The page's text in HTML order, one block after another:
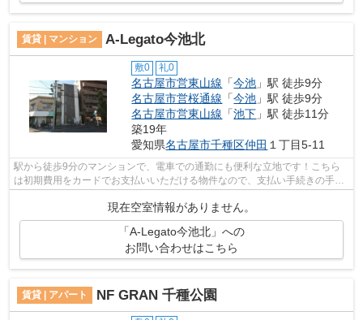
賃貸 | マンション A-Legato今池北
敷0 礼0
名古屋市営東山線 「今池 」駅 徒歩9分
名古屋市営桜通線 「今池 」駅 徒歩9分
名古屋市営東山線 「池下 」駅 徒歩11分
築19年
愛知県名古屋市千種区仲田 １丁目5-11
駅から徒歩9分のマンションで、電車での通勤にも便利な立地です！こちら
は初期費用をカードでお支払いいただける物件なので、支払い手続きの手間
が省けます！こちらの物件はマンション...
現在空室情報がありません。
「A-Legato今池北」への
お問い合わせはこちら
賃貸 | アパート NF GRAN 千種公園